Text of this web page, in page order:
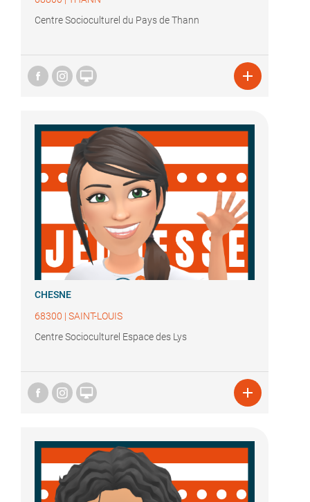
Centre Socioculturel du Pays de Thann
 
CHESNE
68300 | SAINT-LOUIS
Centre Socioculturel Espace des Lys
 